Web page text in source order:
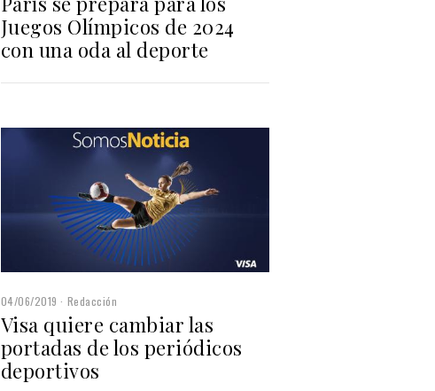
Juegos Olímpicos de 2024
con una oda al deporte
04/06/2019 Redacción
Visa quiere cambiar las
portadas de los periódicos
deportivos